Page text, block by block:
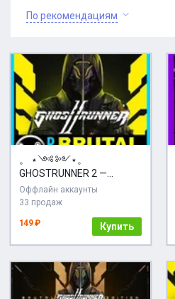
По рекомендациям
。 ⋆༺ ༻⋆。
GHOSTRUNNER 2 —
BRUTAL EDITION STEAM
Аккаунт
Оффлайн аккаунты
33 продаж
149 ₽ Купить